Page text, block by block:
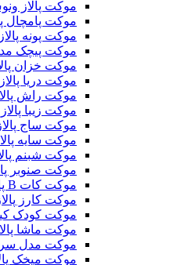
موکت پالاز
موکت پامچال
موکت پونه
موکت پیچک مدل
موکت خزان
موکت دریا
موکت راش
موکت زیبا
موکت ساج
موکت سایه
موکت شبنم
موکت صنوبر
موکت کات B پالاز موکت
موکت کارز
موکت کودک
موکت ماشا
موکت مدل سر
موکت میخک